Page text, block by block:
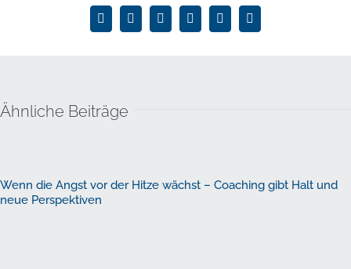
Facebook
X LinkedInWhatsAppPinterest
E-
Mail
Ähnliche Beiträge
Wenn die Angst vor der Hitze wächst – Coaching gibt Halt und
neue Perspektiven